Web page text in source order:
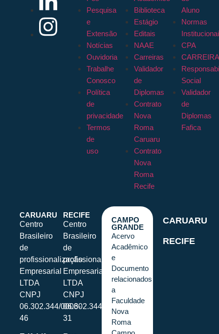
Pesquisa
e
Extensão
Notícias
Ouvidoria
Trabalhe
Conosco
Política
de
privacidade
Termos
de
uso
Biblioteca
Estágio
Editais
NAAE
Carreiras
Validador
de
Diplomas
Contrato
Nova
Roma
Caruaru
Contrato
Nova
Roma
Recife
Aluno
Normas
CPA
Social
Validador
de
Diplomas
Fafica
CARUARU
Centro
Brasileiro
de
profissionalização
Empresarial
LTDA
CNPJ
06.302.344/0006-
46
RECIFE
Centro
Brasileiro
de
profissionalização
Empresarial
LTDA
CNPJ
06.302.344/0001-
31
CAMPO
GRANDE
Acervo
Acadêmico
e
Documento
relacionados
a
Faculdade
Nova
Roma
CARUARU
RECIFE